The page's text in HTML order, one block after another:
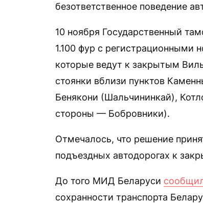
безответственное поведение
10 ноября Государственный
1.100 фур с
которые ведут к закрытым
стоянки вблизи пунктов
Бенякони (Шальчининкай),
стороны — Бобровники).
Отмечалось, что решение
подъездных автодорогах к
До того МИД Беларуси
сохранности транспорта